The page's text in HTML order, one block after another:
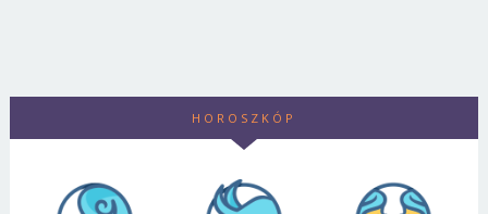
HOROSZKÓP
Borsonline bejelentkezés
E-mail cím vagy felhasználónév